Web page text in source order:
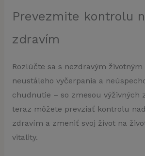
Prevezmite kontrolu
zdravím
Rozlúčte sa s nezdravým
neustáleho vyčerpania a
chudnutie – so zmesou výživných
teraz môžete prevziať kontrolu
zdravím a zmeniť svoj život na
vitality.